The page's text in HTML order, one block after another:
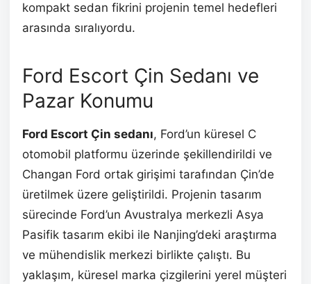
kompakt sedan fikrini projenin temel hedefleri
arasında sıralıyordu.
Ford Escort Çin Sedanı ve
Pazar Konumu
Ford Escort Çin sedanı, Ford’un küresel C
otomobil platformu üzerinde şekillendirildi ve
Changan Ford ortak girişimi tarafından Çin’de
üretilmek üzere geliştirildi. Projenin tasarım
sürecinde Ford’un Avustralya merkezli Asya
Pasifik tasarım ekibi ile Nanjing’deki araştırma
ve mühendislik merkezi birlikte çalıştı. Bu
yaklaşım, küresel marka çizgilerini yerel müşteri